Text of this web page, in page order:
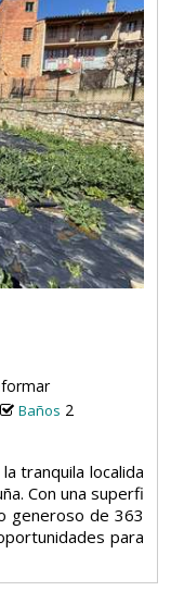
Baños 2
tranquila localida
Con una superfi
generoso de 363
para